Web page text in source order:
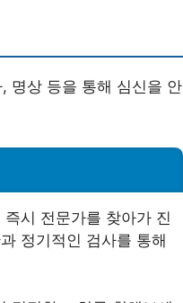
명상 등을 통해 심신을 안
시 전문가를 찾아가 진
정기적인 검사를 통해